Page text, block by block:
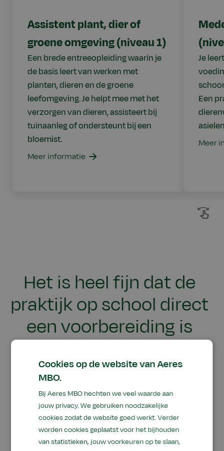
Assistent plant, dier of
groene omgeving (niveau 1)
Een brede entreeopleiding waarin je
de basis leert van werken met
planten, dieren en de groene
leefomgeving. Je helpt mee met het
verzorgen van dieren, assisteert bij
tuinaanleg of ondersteunt bij een
bloemist.
Meer informatie
Je
Een
Meer
Het is heel fijn dat de
praktijk op school direct
een voorbereiding is
voor je stage en latere
werkplek.
Eline, student Dierenartsassistent paraveterinair
Cookies op de website van Aeres
MBO.
Bij Aeres MBO hechten we veel waarde aan
jouw privacy. We gebruiken noodzakelijke
cookies zodat de website goed werkt. Verder
worden cookies geplaatst voor het bijhouden
van statistieken, jouw voorkeuren op te slaan,